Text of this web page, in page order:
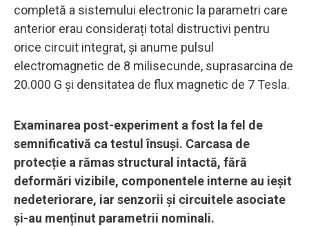
completă a sistemului electronic la parametri care
anterior erau considerați total distructivi pentru
orice circuit integrat, și anume pulsul
electromagnetic de 8 milisecunde, suprasarcina de
20.000 G și densitatea de flux magnetic de 7 Tesla.
Examinarea post-experiment a fost la fel de
semnificativă ca testul însuși. Carcasa de
protecție a rămas structural intactă, fără
deformări vizibile, componentele interne au ieșit
nedeteriorare, iar senzorii și circuitele asociate
și-au menținut parametrii nominali.